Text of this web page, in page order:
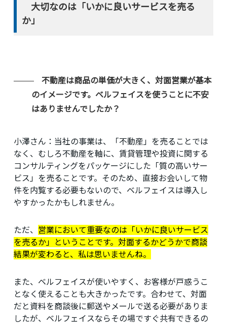
大切なのは「いかに良いサービスを売る
か」
不動産は商品の単価が大きく、対面営業が基本
のイメージです。ベルフェイスを使うことに不安
はありませんでしたか？
小澤さん： 当社の事業は、「不動産」を売ることでは
なく、むしろ不動産を軸に、賃貸管理や投資に関する
コンサルティングをパッケージにした「質の高いサー
ビス」を売ることです。そのため、直接お会いして物
件を内覧する必要もないので、ベルフェイスは導入し
やすかったかもしれません。
ただ、 営業において重要なのは「いかに良いサービス
を売るか」ということです。対面するかどうかで商談
結果が変わると、私は思いませんね。
また、ベルフェイスが使いやすく、お客様が戸惑うこ
となく使えることも大きかったです。合わせて、対面
だと資料を商談後に郵送やメールで送る必要がありま
したが、ベルフェイスならその場ですぐ共有できるの